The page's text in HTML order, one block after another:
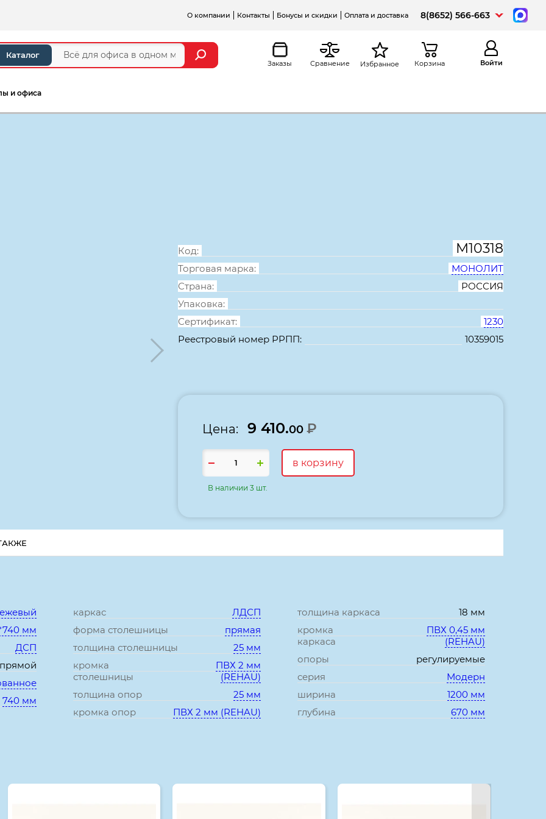
О компании Контакты Бонусы и скидки Оплата и доставка 8(8652) 566-663
Каталог
Заказы Сравнение Избранное Корзина Войти
и офиса
Код: М10318
Торговая марка:
МОНОЛИТ
Страна:
РОССИЯ
Упаковка:
Сертификат:
1230
Реестровый номер РРПП:
10359015
Цена: 9 410.00 ₽
в корзину
В наличии 3 шт.
мм
ДСП
прямой
740 мм
каркас
ЛДСП
форма столешницы
прямая
толщина столешницы
25 мм
кромка
столешницы
ПВХ 2 мм
(REHAU)
толщина опор
25 мм
кромка опор
ПВХ 2 мм (REHAU)
толщина каркаса
18 мм
кромка
каркаса
ПВХ 0,45 мм
(REHAU)
опоры
регулируемые
серия
Модерн
ширина
1200 мм
глубина
670 мм